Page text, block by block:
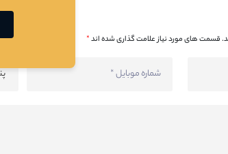
قسمت های مورد نیاز علامت گذاری شده اند*